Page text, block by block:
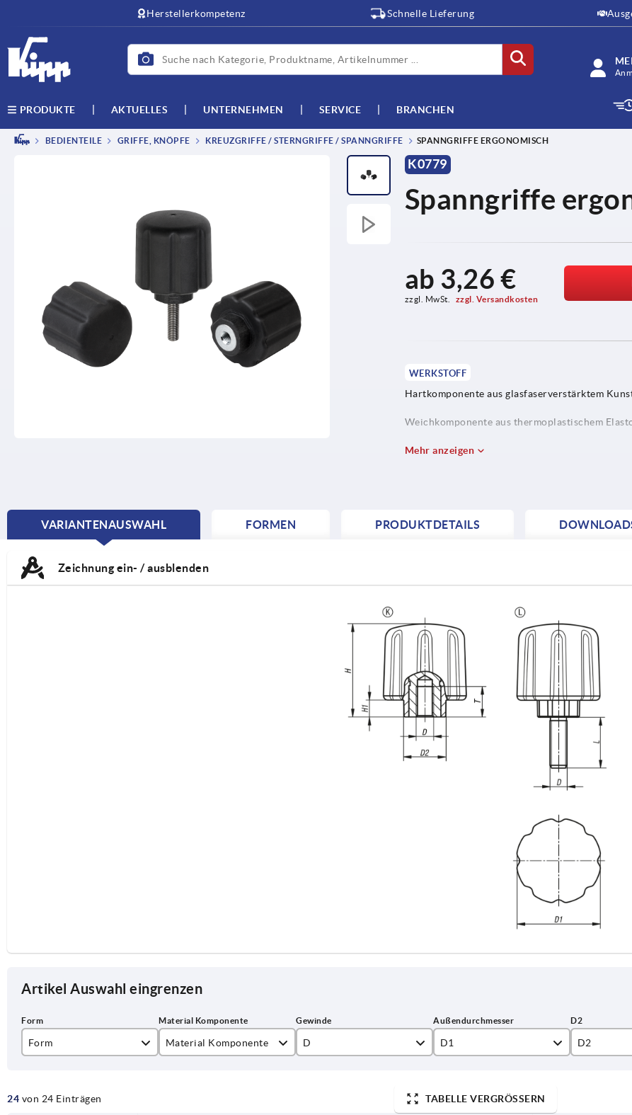
Herstellerkompetenz Schnelle Lieferung
PRODUKTE AKTUELLES UNTERNEHMEN SERVICE BRANCHEN
BEDIENTEILE GRIFFE, KNÖPFE KREUZGRIFFE / STERNGRIFFE / SPANNGRIFFE SPANNGRIFFE ERGONOMISCH
K0779
Spanngriffe
ab 3,26 €
zzgl. MwSt. zzgl. Versandkosten
WERKSTOFF
Hartkomponente aus glasfaserverstärktem
Weichkomponente aus thermoplastischem
Buchse bzw. Gewindebolzen aus Stahl
Mehr anzeigen
VARIANTENAUSWAHL
CURRENT
FORMEN PRODUKTDETAILS
Zeichnung ein- / ausblenden
Artikel Auswahl eingrenzen
Form
L
Material Komponente D D1 D2
24 von 24 Einträgen TABELLE VERGRÖSSERN